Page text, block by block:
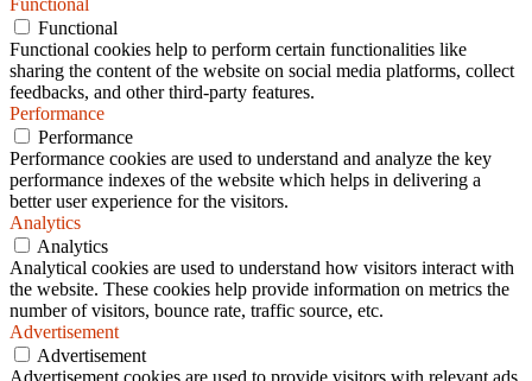
Functional
Functional
Functional cookies help to perform certain functionalities like
sharing the content of the website on social media platforms, collect
feedbacks, and other third-party features.
Performance
Performance
Performance cookies are used to understand and analyze the key
performance indexes of the website which helps in delivering a
better user experience for the visitors.
Analytics
Analytics
Analytical cookies are used to understand how visitors interact with
the website. These cookies help provide information on metrics the
number of visitors, bounce rate, traffic source, etc.
Advertisement
Advertisement